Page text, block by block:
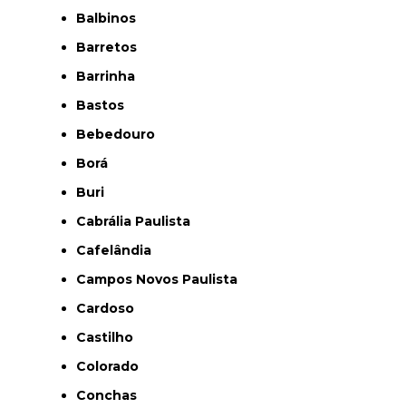
Balbinos
Barretos
Barrinha
Bastos
Bebedouro
Borá
Buri
Cabrália Paulista
Cafelândia
Campos Novos Paulista
Cardoso
Castilho
Colorado
Conchas